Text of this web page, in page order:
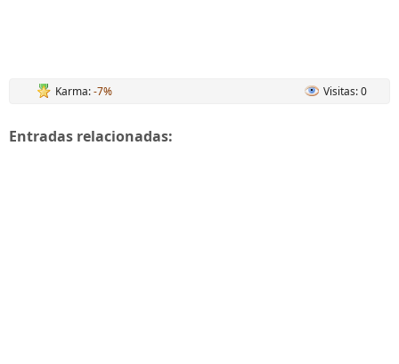
Karma:-7% Visitas: 0
Entradas relacionadas: